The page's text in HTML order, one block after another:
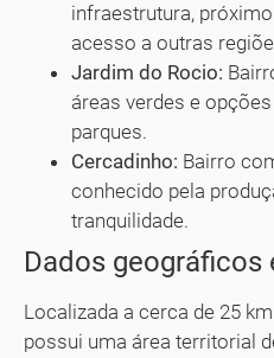
infraestrutura,
acesso a outras
Jardim do Rocio:
áreas verdes e
parques.
Cercadinho: Bairro
conhecido pela
tranquilidade.
Dados
Localizada a cerca de 25
possui uma área territorial